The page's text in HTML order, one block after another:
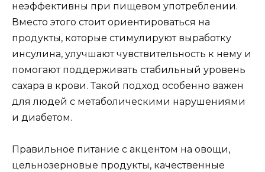
неэффективны при пищевом употреблении.
Вместо этого стоит ориентироваться на
продукты, которые стимулируют выработку
инсулина, улучшают чувствительность к нему и
помогают поддерживать стабильный уровень
сахара в крови. Такой подход особенно важен
для людей с метаболическими нарушениями
и диабетом.
Правильное питание с акцентом на овощи,
цельнозерновые продукты, качественные